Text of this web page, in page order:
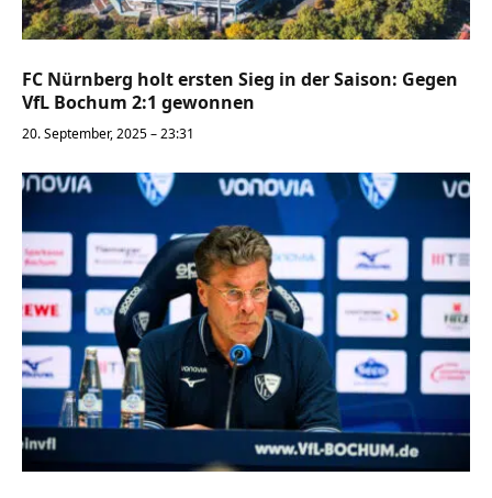
FC Nürnberg holt ersten Sieg in der Saison: Gegen
VfL Bochum 2:1 gewonnen
20. September, 2025 – 23:31